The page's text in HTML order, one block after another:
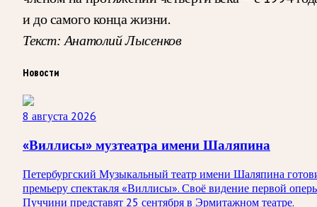
и до самого конца жизни.
Текст: Анатолий Лысенков
Новости
8 августа 2026
«Виллисы» музтеатра имени Шаляпина
Петербургский Музыкальный театр имени Шаляпина
премьеру спектакля «Виллисы». Своё видение первой
Пуччини представят 25 сентября в Эрмитажном театре.